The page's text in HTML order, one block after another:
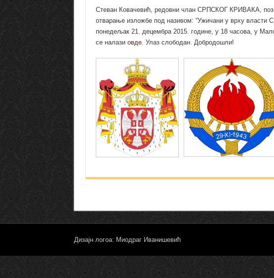
Стеван Ковачевић, редовни члан СРПСКОГ КРИВАКА,
отварање изложбе под називом: “Ужичани у врху власти
понедељак 21. децембра 2015. године, у 18 часова, у
се налази овде. Улаз слободан. Добродошли!
Дизајн логоа: Миодраг Иванишевић